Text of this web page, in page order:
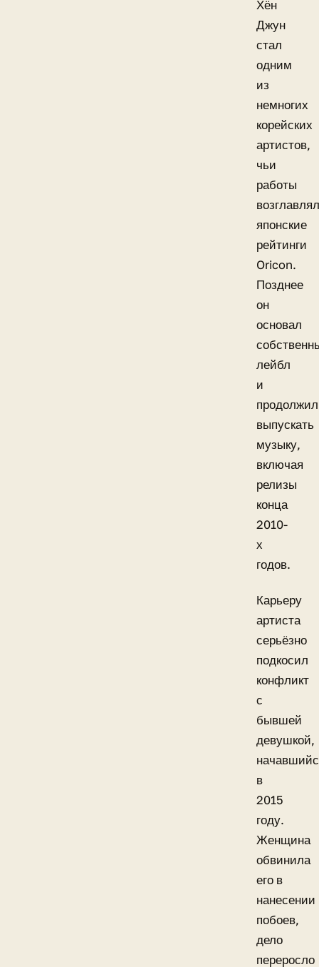
Хён
Джун
стал
одним
из
немногих
корейских
артистов,
чьи
работы
японские
рейтинги
Oricon.
Позднее
он
основал
лейбл
и
продолжил
выпускать
музыку,
включая
релизы
конца
2010-
х
годов.
Карьеру
артиста
серьёзно
подкосил
конфликт
с
бывшей
девушкой,
в
2015
году.
Женщина
обвинила
его в
нанесении
побоев,
дело
переросло